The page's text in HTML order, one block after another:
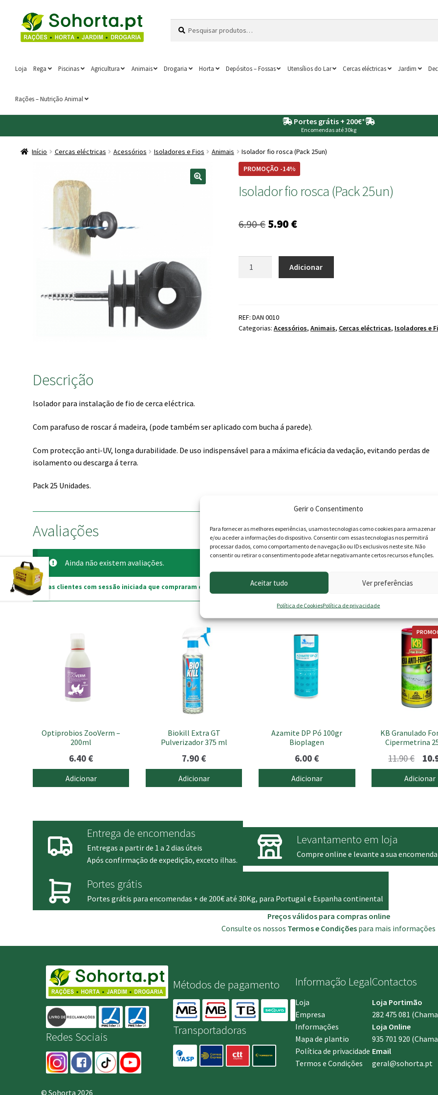
Gerir o Consentimento
Para fornecer as melhores experiências, usamos tecnologias como cookies para armazenar
e/ou aceder a informações do dispositivo. Consentir com essas tecnologias nos permitirá
processar dados, como comportamento de navegação ou IDs exclusivos neste site. Não
consentir ou retirar o consentimento pode afetar negativamante certos recursos e funções.
Aceitar tudo Ver preferências
Política de CookiesPolítica de privacidade
Ir
para
a
Saltar
para
o
por:
Loja Rega Piscinas Agricultura Animais Drogaria Horta Depósitos – Fossas Utensílios do Lar Cercas eléctricas Jardim
Rações – Nutrição Animal
Portes grátis + 200€*
Encomendas até 30kg
Início Cercas eléctricas Acessórios Isoladores e Fios Animais
Isolador fio rosca (Pack 25un)
PROMOÇÃO -14%
Isolador fio rosca (Pack 25un)
6.90€O
original
era:
5.90 €O
atual
é:
(Pack
25un)
Adicionar
REF: DAN 0010
Categorias: Acessórios, Animais, Cercas eléctricas, Isoladores e
Descrição
Isolador para instalação de fio de cerca eléctrica.
Com parafuso de roscar á madeira, (pode também ser aplicado com bucha á parede).
Com protecção anti-UV, longa durabilidade. De uso indispensável para a máxima eficácia da vedação, evitando perdas de
isolamento ou descarga á terra.
Pack 25 Unidades.
Avaliações
Ainda não existem avaliações.
Apenas clientes com sessão iniciada que compraram este produto podem deixar opinião.
Optiprobios ZooVerm –
200ml
6.40 €
Adicionar
Biokill Extra GT
Pulverizador 375 ml
7.90 €
Adicionar
Azamite DP Pó 100gr
Bioplagen
6.00 €
Adicionar
KB Granulado
Cipermetrina
11.90€
Adicionar
Entrega de encomendas
Entregas a partir de 1 a 2 dias úteis
Após confirmação de expedição, exceto ilhas.
Levantamento em loja
Compre online e levante a sua
Portes grátis
Portes grátis para encomendas + de 200€ até 30Kg, para Portugal e Espanha continental
Preços válidos para compras online
Consulte os nossos Termos e Condições para mais informações
Redes Sociais
Métodos de pagamento
Transportadoras
Informação Legal
Loja
Empresa
Informações
Mapa de plantio
Política de privacidade
Termos e Condições
Contactos
Loja Portimão
282 475 081
Loja Online
935 701 920
Email
geral@sohorta.pt
© Sohorta 2026